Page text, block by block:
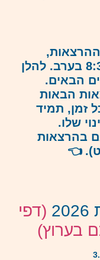
במפגש בשידור חי, בשעה 8:30 בערב. להלן
הבאים.
הבאות
זמן, תמיד
שלו.
בהרצאות
👈
(דפי
בערוץ)